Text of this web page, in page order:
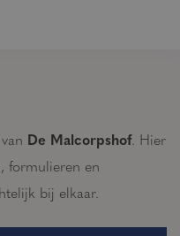
De Malcorpshof. Hier
formulieren en
bij elkaar.